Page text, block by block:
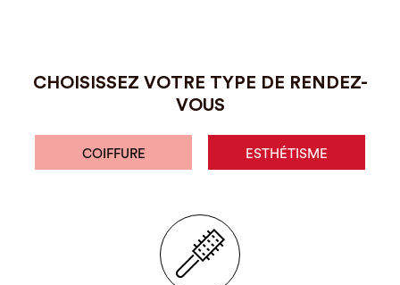
CHOISISSEZ VOTRE TYPE DE RENDEZ-
VOUS
COIFFURE ESTHÉTISME